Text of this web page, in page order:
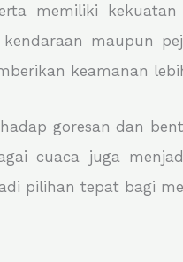
memiliki
maupun
keamanan
goresan dan
cuaca juga
pilihan tepat bagi